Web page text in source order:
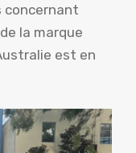
concernant
la marque
est en